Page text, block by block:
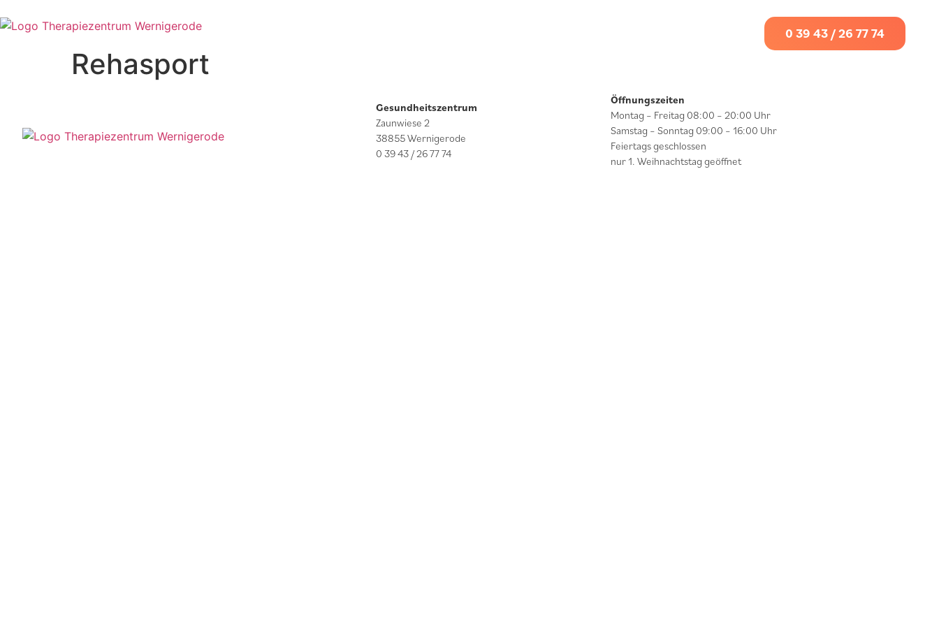
0 39 43 / 26 77 74
Rehasport
Gesundheitszentrum
Zaunwiese 2
38855 Wernigerode
0 39 43 / 26 77 74
Öffnungszeiten
Montag – Freitag 08:00 – 20:00 Uhr
Samstag – Sonntag 09:00 – 16:00 Uhr
Feiertags geschlossen
nur 1. Weihnachtstag geöffnet